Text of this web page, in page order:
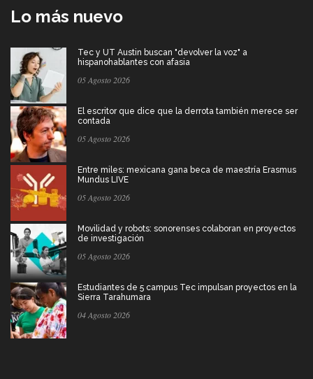
Lo más nuevo
Tec y UT Austin buscan "devolver la voz" a
hispanohablantes con afasia
05 Agosto 2026
El escritor que dice que la derrota también merece ser
contada
05 Agosto 2026
Entre miles: mexicana gana beca de maestría Erasmus
Mundus LIVE
05 Agosto 2026
Movilidad y robots: sonorenses colaboran en proyectos
de investigación
05 Agosto 2026
Estudiantes de 5 campus Tec impulsan proyectos en la
Sierra Tarahumara
04 Agosto 2026